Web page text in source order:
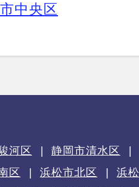
中央区
河区
静岡市清水区
区 浜松市北区
浜